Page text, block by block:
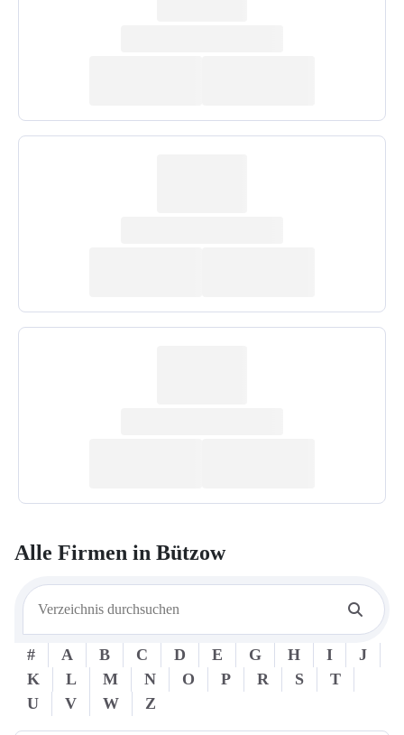
Alle Firmen in Bützow
# A B C D E G H I
J
K
L M N O P R S
T
U
V W Z